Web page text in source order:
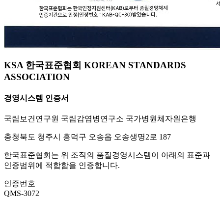
KSA 한국표준협회 KOREAN STANDARDS
ASSOCIATION
경영시스템 인증서
국립보건연구원 국립감염병연구소 국가병원체자원은행
충청북도 청주시 흥덕구 오송읍 오송생명2로 187
한국표준협회는 위 조직의 품질경영시스템이 아래의 표준과
인증범위에 적합함을 인증합니다.
인증번호
QMS-3072